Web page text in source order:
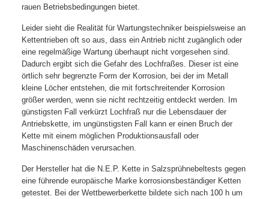
rauen Betriebsbedingungen bietet.
Leider sieht die Realität für Wartungstechniker beispielsweise an
Kettentrieben oft so aus, dass ein Antrieb nicht zugänglich oder
eine regelmäßige Wartung überhaupt nicht vorgesehen sind.
Dadurch ergibt sich die Gefahr des Lochfraßes. Dieser ist eine
örtlich sehr begrenzte Form der Korrosion, bei der im Metall
kleine Löcher entstehen, die mit fortschreitender Korrosion
größer werden, wenn sie nicht rechtzeitig entdeckt werden. Im
günstigsten Fall verkürzt Lochfraß nur die Lebensdauer der
Antriebskette, im ungünstigsten Fall kann er einen Bruch der
Kette mit einem möglichen Produktionsausfall oder
Maschinenschäden verursachen.
Der Hersteller hat die N.E.P. Kette in Salzsprühnebeltests gegen
eine führende europäische Marke korrosionsbeständiger Ketten
getestet. Bei der Wettbewerberkette bildete sich nach 100 h um